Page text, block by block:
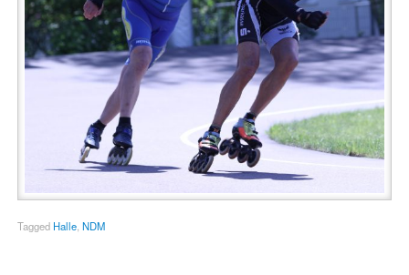
Tagged Halle, NDM